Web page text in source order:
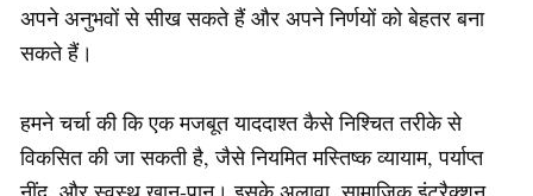
अपने अनुभवों से सीख सकते हैं और अपने निर्णयों को बेहतर बना
सकते हैं।
हमने चर्चा की कि एक मजबूत याददाश्त कैसे निश्चित तरीके से
विकसित की जा सकती है, जैसे नियमित मस्तिष्क व्यायाम, पर्याप्त